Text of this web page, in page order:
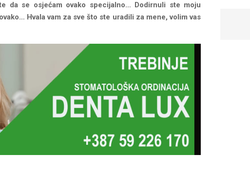
da se osjećam ovako specijalno… Dodirnuli ste moju
Hvala vam za sve što ste uradili za mene, volim vas